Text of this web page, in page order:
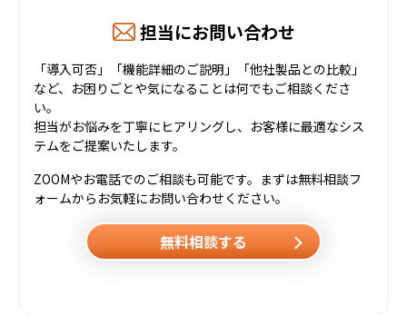
担当にお問い合わせ
「導入可否」「機能詳細のご説明」「他社製品との比較」
など、お困りごとや気になることは何でもご相談くださ
い。
担当がお悩みを丁寧にヒアリングし、お客様に最適なシス
テムをご提案いたします。
ZOOMやお電話でのご相談も可能です。まずは無料相談フ
ォームからお気軽にお問い合わせください。
無料相談する